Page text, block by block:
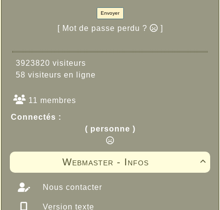
Envoyer
[ Mot de passe perdu ? ]
3923820 visiteurs
58 visiteurs en ligne
11 membres
Connectés :
( personne )

Webmaster - Infos
Nous contacter
Version texte